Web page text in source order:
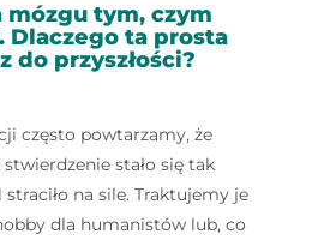
tym, czym
Dlaczego ta prosta
do przyszłości?
często powtarzamy, że
stało się tak
na sile. Traktujemy je
dla humanistów lub, co